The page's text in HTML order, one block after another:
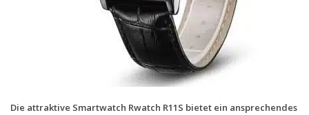
Flatrate-Prepaidtarife
Mobilfunk-Vergleichsrechner
Mobilfunk-Tarifrechner
Die attraktive Smartwatch Rwatch R11S bietet ein ansprechendes